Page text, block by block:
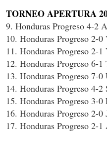
TORNEO APERTURA
9. Honduras Progreso 4-2
10. Honduras Progreso 2-
11. Honduras Progreso 2-1
12. Honduras Progreso 6-
13. Honduras Progreso 7-0
14. Honduras Progreso 4-2
15. Honduras Progreso 3-0
16. Honduras Progreso 2-0
17. Honduras Progreso 2-